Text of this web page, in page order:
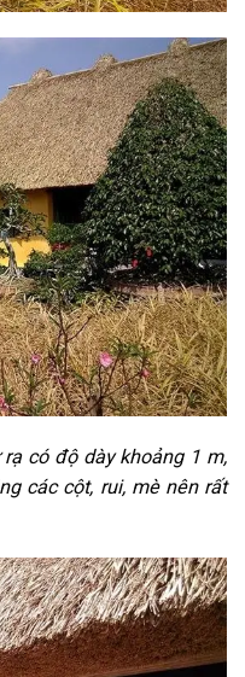
có độ dày khoảng 1 m,
các cột, rui, mè nên rất